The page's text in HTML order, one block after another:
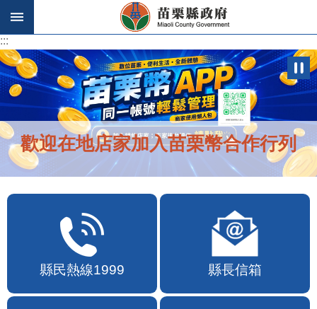
跳到主要內容區塊
:::
:::
歡迎在地店家加入苗栗幣合作行列
縣民熱線1999 縣長信箱